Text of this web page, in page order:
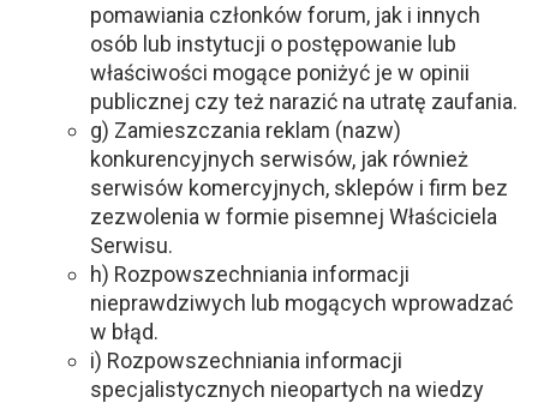
pomawiania członków forum, jak i innych
osób lub instytucji o postępowanie lub
właściwości mogące poniżyć je w opinii
publicznej czy też narazić na utratę zaufania.
g) Zamieszczania reklam (nazw)
konkurencyjnych serwisów, jak również
serwisów komercyjnych, sklepów i firm bez
zezwolenia w formie pisemnej Właściciela
Serwisu.
h) Rozpowszechniania informacji
nieprawdziwych lub mogących wprowadzać
w błąd.
i) Rozpowszechniania informacji
specjalistycznych nieopartych na wiedzy